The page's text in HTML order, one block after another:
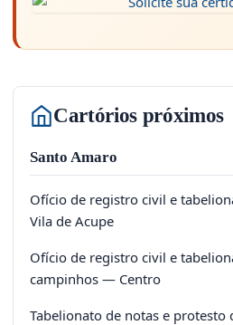
Cartórios próximos
Santo Amaro
Ofício de registro civil e
Vila de Acupe
Ofício de registro civil e
campinhos — Centro
Tabelionato de notas e